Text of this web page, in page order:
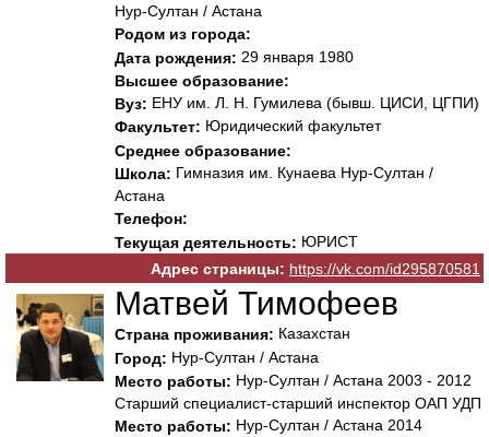
Нур-Султан / Астана
Родом из города:
Дата рождения: 29 января 1980
Высшее образование:
Вуз: ЕНУ им. Л. Н. Гумилева (бывш. ЦИСИ, ЦГПИ)
Факультет: Юридический факультет
Среднее образование:
Школа: Гимназия им. Кунаева Нур-Султан /
Астана
Телефон:
Текущая деятельность: ЮРИСТ
Адрес страницы: https://vk.com/id295870581
Матвей Тимофеев
Страна проживания: Казахстан
Город: Нур-Султан / Астана
Место работы: Нур-Султан / Астана 2003 - 2012
Старший специалист-старший инспектор ОАП УДП
Место работы: Нур-Султан / Астана 2014